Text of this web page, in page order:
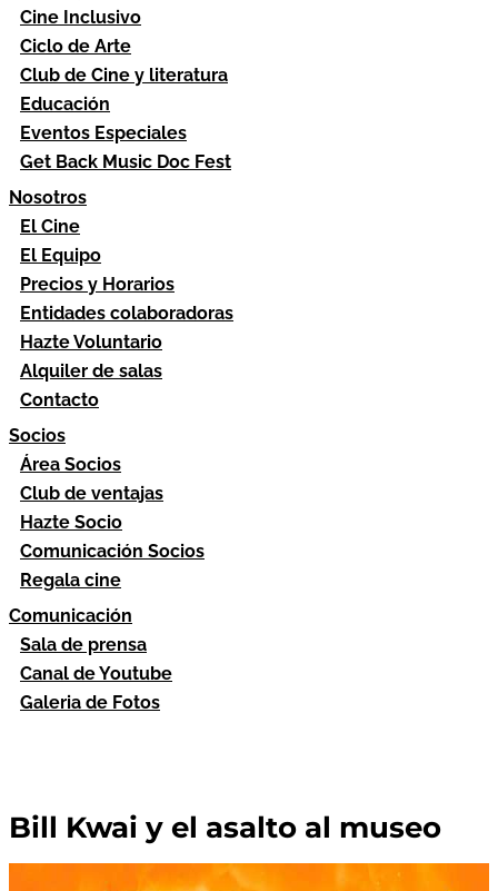
Cine Inclusivo
Ciclo de Arte
Club de Cine y literatura
Educación
Eventos Especiales
Get Back Music Doc Fest
Nosotros
El Cine
El Equipo
Precios y Horarios
Entidades colaboradoras
Hazte Voluntario
Alquiler de salas
Contacto
Socios
Área Socios
Club de ventajas
Hazte Socio
Comunicación Socios
Regala cine
Comunicación
Sala de prensa
Canal de Youtube
Galeria de Fotos
Bill Kwai y el asalto al museo